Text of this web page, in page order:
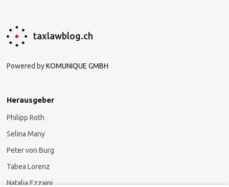
taxlawblog.ch
Powered byKOMUNIQUE GMBH
Herausgeber
Philipp Roth
Selina Many
Peter von Burg
Tabea Lorenz
Natalja Ezzaini